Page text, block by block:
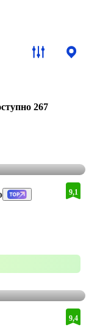
267
9,1
9,4